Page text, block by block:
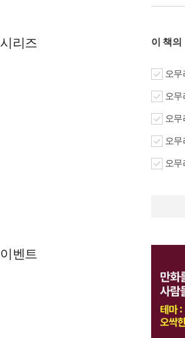
시리즈 이 책의
오
오
오
오
오
이벤트